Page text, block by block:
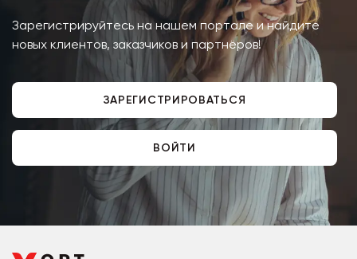
Зарегистрируйтесь на нашем портале и найдите
новых клиентов, заказчиков и партнёров!
ЗАРЕГИСТРИРОВАТЬСЯ
ВОЙТИ